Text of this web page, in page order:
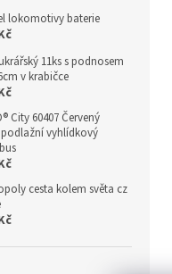
lokomotivy baterie
11ks s podnosem
v krabičce
City 60407 Červený
vyhlídkový
cesta kolem světa cz